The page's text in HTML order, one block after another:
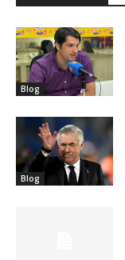
Blog
Blog